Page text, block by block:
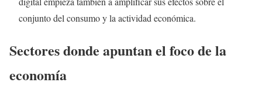
conjunto del consumo y la actividad económica.
Sectores donde apuntan el foco de la
economía